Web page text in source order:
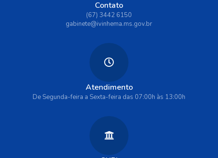
Contato
(67) 3442 6150
gabinete@ivinhema.ms.gov.br
Atendimento
De Segunda-feira a Sexta-feira das 07:00h às 13:00h